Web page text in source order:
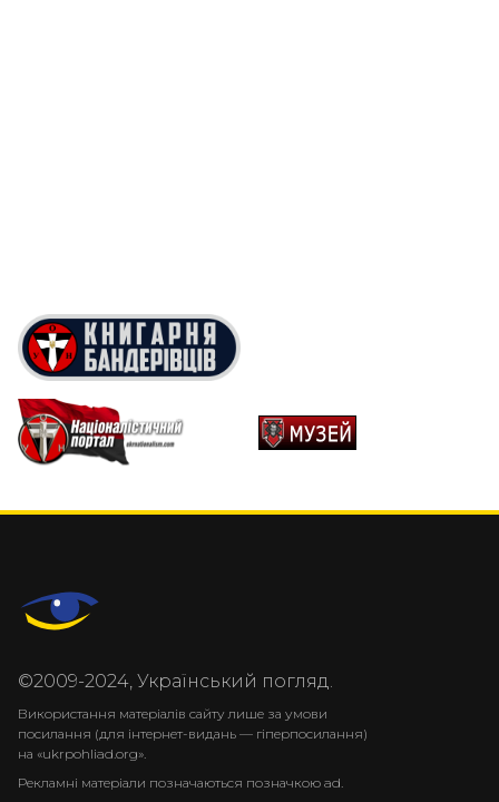
©2009-2024, Український погляд.
Використання матеріалів сайту лише за умови
посилання (для інтернет-видань — гіперпосилання)
на «ukrpohliad.org».
Рекламні матеріали позначаються позначкою ad.